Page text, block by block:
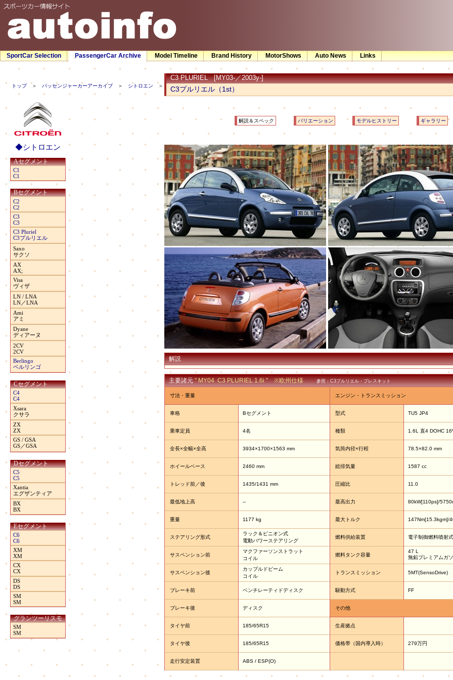
SportCar Selection PassengerCar Archive Model Timeline Brand History MotorShows Auto News Links
◆シトロエン
Aセグメント
C1
C1
Bセグメント
C2
C2
C3
C3
C3 Pluriel
C3プルリエル
Saxo
サクソ
AX
AX;
Visa
ヴィザ
LN / LNA
LN／LNA
Ami
アミ
Dyane
ディアーヌ
2CV
2CV
Berlingo
ベルリンゴ
Cセグメント
C4
C4
Xsara
クサラ
ZX
ZX
GS / GSA
GS／GSA
Dセグメント
C5
C5
Xantia
エグザンティア
BX
BX
Eセグメント
C6
C6
XM
XM
CX
CX
DS
DS
SM
SM
グランツーリスモ
SM
SM
トップ＞ パッセンジャーカーアーカイブ ＞ シトロエン ＞ C3プルリエル（1st）
C3 PLURIEL [MY03-／2003y-]
C3プルリエル（1st）
解説＆スペック バリエーション モデルヒストリー ギャラリー
解説
主要諸元" MY04 C3 PLURIEL 1.6i " ※欧州仕様 参照：C3プルリエル・プレスキット
寸法・重量 エンジン・トランスミッション
車格 Bセグメント 型式 TU5 JP4
乗車定員 4名 種類 1.6L 直4 DOHC
全長×全幅×全高 3934×1700×1563 mm 気筒内径×行程 78.5×82.0 mm
ホイールベース 2460 mm 総排気量 1587 cc
トレッド前／後 1435/1431 mm 圧縮比 11.0
最低地上高 -- 最高出力 80kW[110ps]/
重量 1177 kg 最大トルク 147Nm[15.3kgm]/
ステアリング形式
ラック＆ピニオン式
電動パワーステアリング
燃料供給装置 電子制御燃料噴射
サスペンション前
マクファーソンストラット
コイル
燃料タンク容量
47 L
無鉛プレミアムガ
サスペンション後
カップルドビーム
コイル
トランスミッション 5MT(SensoDrive)
ブレーキ前 ベンチレーティドディスク 駆動方式 FF
ブレーキ後 ディスク その他
タイヤ前 185/65R15 生産拠点
タイヤ後 185/65R15 価格帯（国内導入時） 279万円
走行安定装置 ABS / ESP(O)